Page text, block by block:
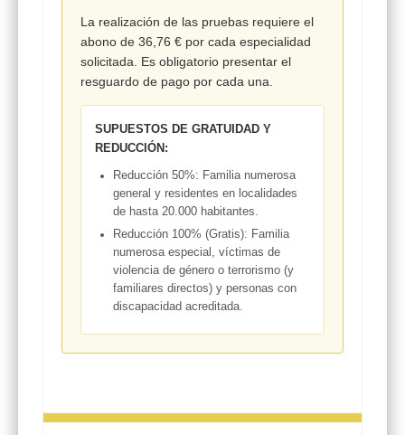
La realización de las pruebas requiere el
abono de 36,76 € por cada especialidad
solicitada. Es obligatorio presentar el
resguardo de pago por cada una.
SUPUESTOS DE GRATUIDAD Y
REDUCCIÓN:
Reducción 50%: Familia numerosa
general y residentes en localidades
de hasta 20.000 habitantes.
Reducción 100% (Gratis): Familia
numerosa especial, víctimas de
violencia de género o terrorismo (y
familiares directos) y personas con
discapacidad acreditada.